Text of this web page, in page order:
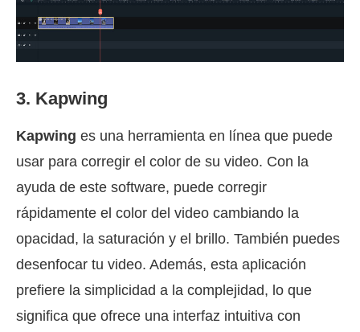
3. Kapwing
Kapwing es una herramienta en línea que puede
usar para corregir el color de su video. Con la
ayuda de este software, puede corregir
rápidamente el color del video cambiando la
opacidad, la saturación y el brillo. También puedes
desenfocar tu video. Además, esta aplicación
prefiere la simplicidad a la complejidad, lo que
significa que ofrece una interfaz intuitiva con